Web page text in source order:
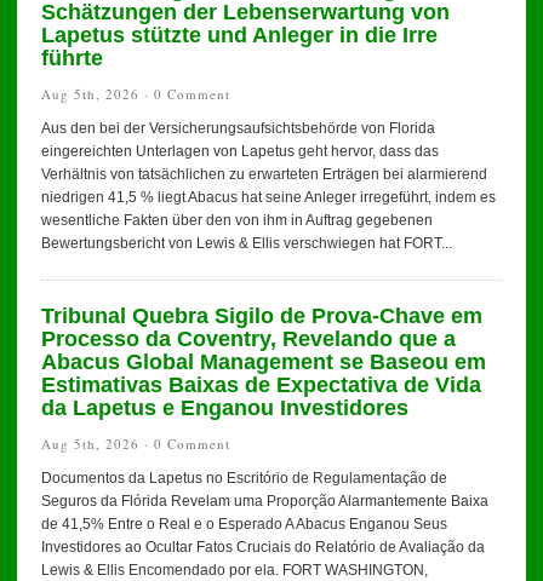
Schätzungen der Lebenserwartung von
Lapetus stützte und Anleger in die Irre
führte
Aug 5th, 2026 · 0 Comment
Aus den bei der Versicherungsaufsichtsbehörde von Florida
eingereichten Unterlagen von Lapetus geht hervor, dass das
Verhältnis von tatsächlichen zu erwarteten Erträgen bei alarmierend
niedrigen 41,5 % liegt Abacus hat seine Anleger irregeführt, indem es
wesentliche Fakten über den von ihm in Auftrag gegebenen
Bewertungsbericht von Lewis & Ellis verschwiegen hat FORT...
Tribunal Quebra Sigilo de Prova-Chave em
Processo da Coventry, Revelando que a
Abacus Global Management se Baseou em
Estimativas Baixas de Expectativa de Vida
da Lapetus e Enganou Investidores
Aug 5th, 2026 · 0 Comment
Documentos da Lapetus no Escritório de Regulamentação de
Seguros da Flórida Revelam uma Proporção Alarmantemente Baixa
de 41,5% Entre o Real e o Esperado A Abacus Enganou Seus
Investidores ao Ocultar Fatos Cruciais do Relatório de Avaliação da
Lewis & Ellis Encomendado por ela. FORT WASHINGTON,